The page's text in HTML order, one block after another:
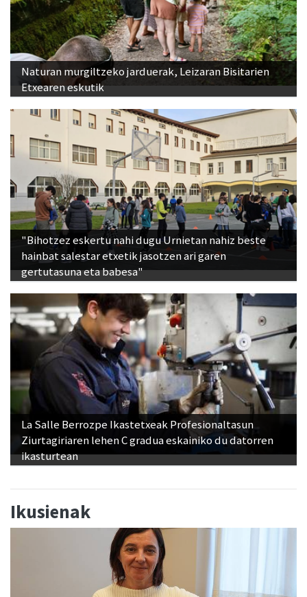
Naturan murgiltzeko jarduerak, Leizaran Bisitarien
Etxearen eskutik
"Bihotzez eskertu nahi dugu Urnietan nahiz beste
hainbat salestar etxetik jasotzen ari garen
gertutasuna eta babesa"
La Salle Berrozpe Ikastetxeak Profesionaltasun
Ziurtagiriaren lehen C gradua eskainiko du datorren
ikasturtean
Ikusienak